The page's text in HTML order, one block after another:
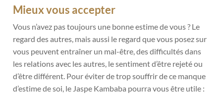
Mieux vous accepter
Vous n’avez pas toujours une bonne estime de vous ? Le
regard des autres, mais aussi le regard que vous posez sur
vous peuvent entraîner un mal-être, des difficultés dans
les relations avec les autres, le sentiment d’être rejeté ou
d’être différent. Pour éviter de trop souffrir de ce manque
d’estime de soi, le Jaspe Kambaba pourra vous être utile :